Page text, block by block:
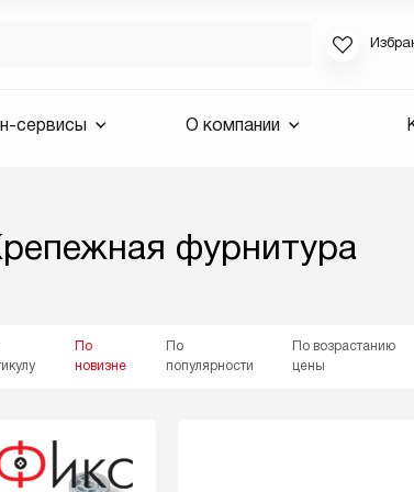
сервисы О компании
фурнитура
По
новизне
По
популярности
По возрастанию
цены
Если вы
для смены